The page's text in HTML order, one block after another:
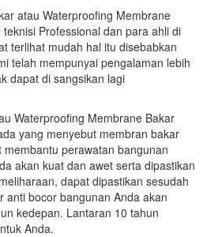
atau Waterproofing Membrane
Professional dan para ahli di
terlihat mudah hal itu disebabkan
telah mempunyai pengalaman lebih
dapat di sangsikan lagi
Waterproofing Membrane Bakar
yang menyebut membran bakar
perawatan bangunan
akan kuat dan awet serta dipastikan
dapat dipastikan sesudah
anti bocor bangunan Anda akan
kedepan. Lantaran 10 tahun
Anda.